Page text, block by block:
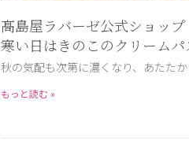
髙島屋ラバーゼ公式ショップ
寒い日はきのこのクリームパ
秋の気配も次第に濃くなり、あたた
もっと読む »